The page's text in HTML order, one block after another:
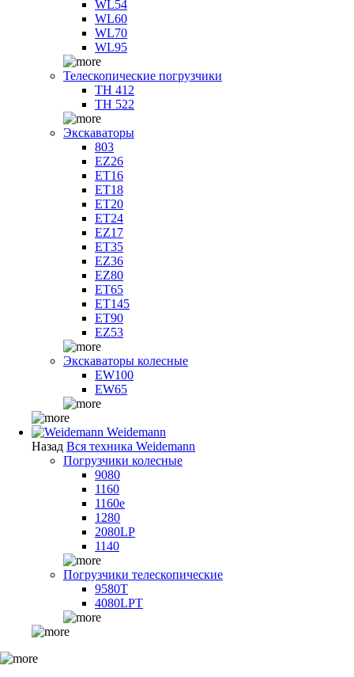
WL54
WL60
WL70
WL95
Телескопические погрузчики
TH 412
TH 522
Экскаваторы
803
EZ26
ET16
ET18
ET20
ET24
EZ17
ET35
EZ36
EZ80
ET65
ET145
ET90
EZ53
Экскаваторы колесные
EW100
EW65
Weidemann
Назад Вся техника Weidemann
Погрузчики колесные
9080
1160
1160e
1280
2080LP
1140
Погрузчики телескопические
9580T
4080LPT